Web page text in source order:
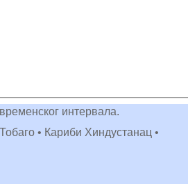
интервала.
• Кариби Хиндустанац •